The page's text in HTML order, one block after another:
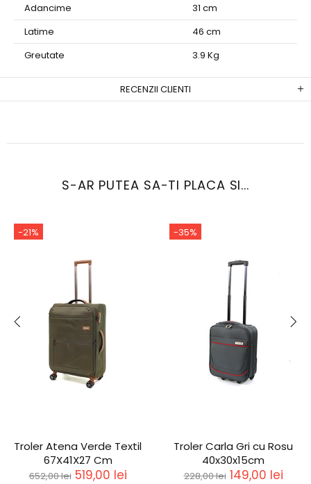
Adancime
31 cm
Latime
46 cm
Greutate
3.9 Kg
RECENZII CLIENTI
S-AR PUTEA SA-TI PLACA SI...
-21%
Troler Atena Verde Textil
67X41X27 Cm
652,00 lei 519,00 lei
-35%
Troler Carla Gri cu Rosu
40x30x15cm
228,00 lei 149,00 lei